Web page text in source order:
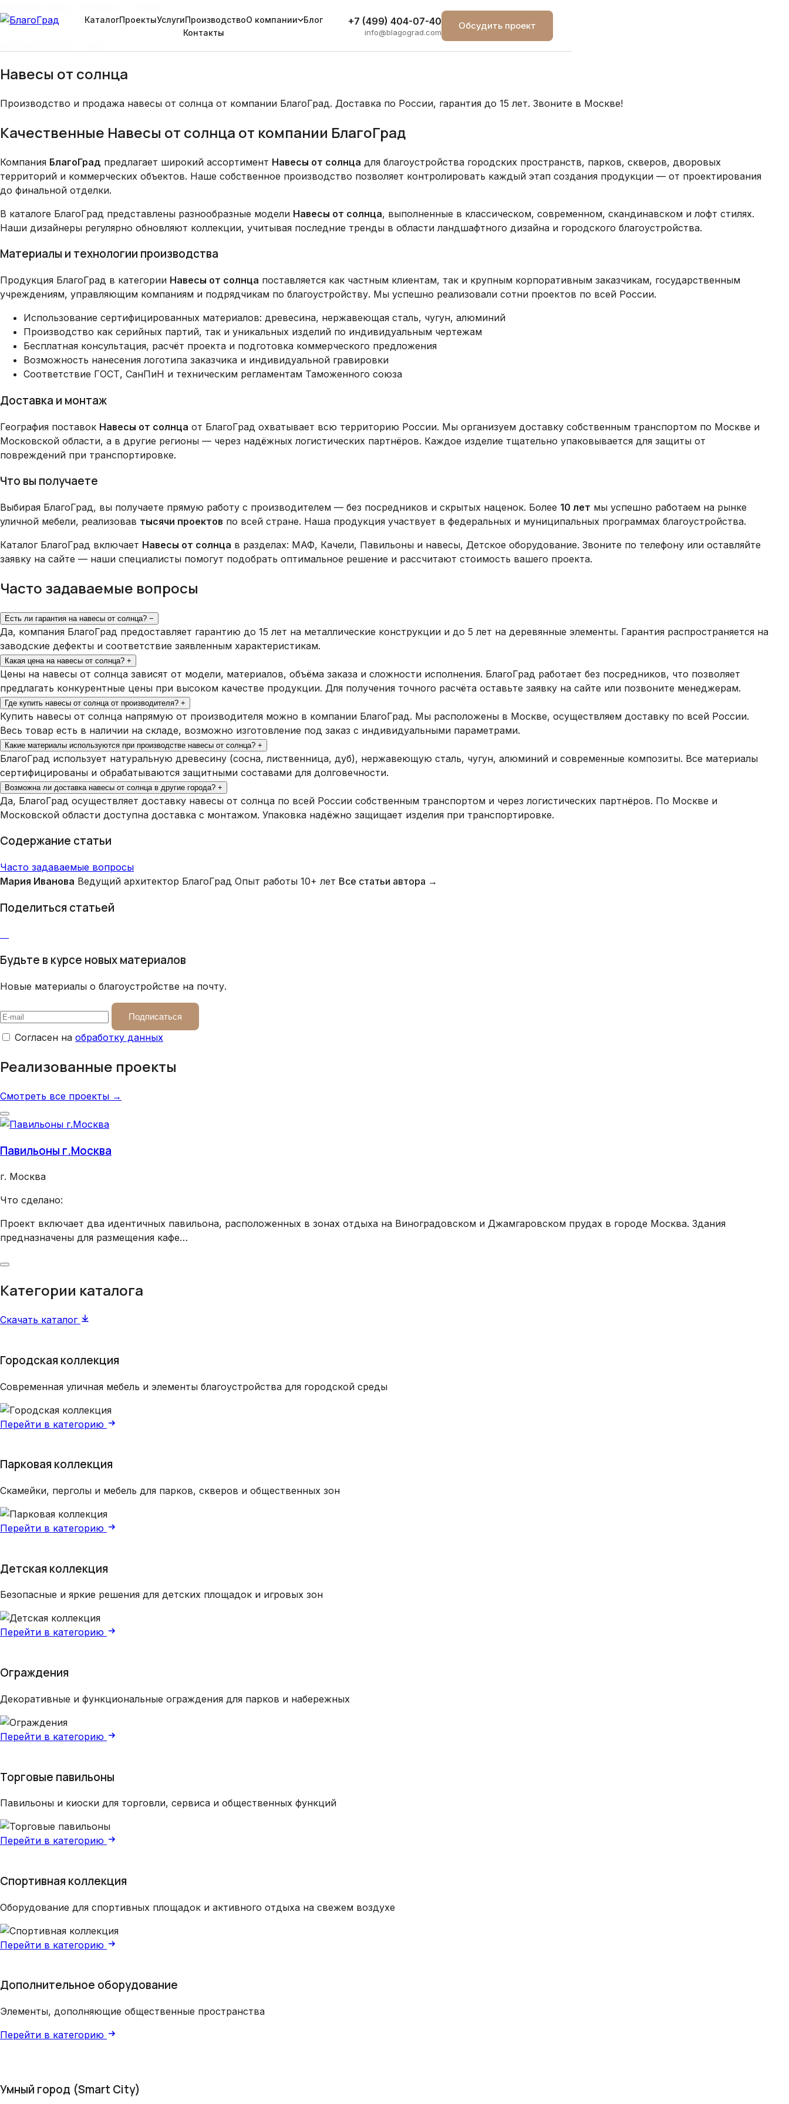
КаталогПроектыУслугиПроизводствоО компании
Блог
Контакты
+7 (499) 404-07-40
info@blagograd.com
Обсудить проект
Кейсы
Навесы от солнца
Производство и продажа навесы от солнца от компании БлагоГрад. Доставка по России, гарантия до 15 лет. Звоните в Москве!
Качественные Навесы от солнца от компании БлагоГрад
Компания БлагоГрад предлагает широкий ассортимент Навесы от солнца для благоустройства городских пространств, парков, скверов, дворовых
территорий и коммерческих объектов. Наше собственное производство позволяет контролировать каждый этап создания продукции — от проектирования
до финальной отделки.
В каталоге БлагоГрад представлены разнообразные модели Навесы от солнца, выполненные в классическом, современном, скандинавском и лофт стилях.
Наши дизайнеры регулярно обновляют коллекции, учитывая последние тренды в области ландшафтного дизайна и городского благоустройства.
Материалы и технологии производства
Продукция БлагоГрад в категории Навесы от солнца поставляется как частным клиентам, так и крупным корпоративным заказчикам, государственным
учреждениям, управляющим компаниям и подрядчикам по благоустройству. Мы успешно реализовали сотни проектов по всей России.
Использование сертифицированных материалов: древесина, нержавеющая сталь, чугун, алюминий
Производство как серийных партий, так и уникальных изделий по индивидуальным чертежам
Бесплатная консультация, расчёт проекта и подготовка коммерческого предложения
Возможность нанесения логотипа заказчика и индивидуальной гравировки
Соответствие ГОСТ, СанПиН и техническим регламентам Таможенного союза
Доставка и монтаж
География поставок Навесы от солнца от БлагоГрад охватывает всю территорию России. Мы организуем доставку собственным транспортом по Москве и
Московской области, а в другие регионы — через надёжных логистических партнёров. Каждое изделие тщательно упаковывается для защиты от
повреждений при транспортировке.
Что вы получаете
Выбирая БлагоГрад, вы получаете прямую работу с производителем — без посредников и скрытых наценок. Более 10 лет мы успешно работаем на рынке
уличной мебели, реализовав тысячи проектов по всей стране. Наша продукция участвует в федеральных и муниципальных программах благоустройства.
Каталог БлагоГрад включает Навесы от солнца в разделах: МАФ, Качели, Павильоны и навесы, Детское оборудование. Звоните по телефону или оставляйте
заявку на сайте — наши специалисты помогут подобрать оптимальное решение и рассчитают стоимость вашего проекта.
Часто задаваемые вопросы
Есть ли гарантия на навесы от солнца? −
Да, компания БлагоГрад предоставляет гарантию до 15 лет на металлические конструкции и до 5 лет на деревянные элементы. Гарантия распространяется на
заводские дефекты и соответствие заявленным характеристикам.
Какая цена на навесы от солнца? +
Цены на навесы от солнца зависят от модели, материалов, объёма заказа и сложности исполнения. БлагоГрад работает без посредников, что позволяет
предлагать конкурентные цены при высоком качестве продукции. Для получения точного расчёта оставьте заявку на сайте или позвоните менеджерам.
Где купить навесы от солнца от производителя? +
Купить навесы от солнца напрямую от производителя можно в компании БлагоГрад. Мы расположены в Москве, осуществляем доставку по всей России.
Весь товар есть в наличии на складе, возможно изготовление под заказ с индивидуальными параметрами.
Какие материалы используются при производстве навесы от солнца? +
БлагоГрад использует натуральную древесину (сосна, лиственница, дуб), нержавеющую сталь, чугун, алюминий и современные композиты. Все материалы
сертифицированы и обрабатываются защитными составами для долговечности.
Возможна ли доставка навесы от солнца в другие города? +
Да, БлагоГрад осуществляет доставку навесы от солнца по всей России собственным транспортом и через логистических партнёров. По Москве и
Московской области доступна доставка с монтажом. Упаковка надёжно защищает изделия при транспортировке.
Содержание статьи
Часто задаваемые вопросы
Мария Иванова Ведущий архитектор БлагоГрад Опыт работы 10+ лет Все статьи автора →
Поделиться статьей
Будьте в курсе новых материалов
Новые материалы о благоустройстве на почту.
Подписаться
Согласен на обработку данных
Реализованные проекты
Смотреть все проекты →
Павильоны г.Москва
г. Москва
Что сделано:
Проект включает два идентичных павильона, расположенных в зонах отдыха на Виноградовском и Джамгаровском прудах в городе Москва. Здания
предназначены для размещения кафе…
Категории каталога
Скачать каталог
Городская коллекция
Современная уличная мебель и элементы благоустройства для городской среды
Перейти в категорию
Парковая коллекция
Скамейки, перголы и мебель для парков, скверов и общественных зон
Перейти в категорию
Детская коллекция
Безопасные и яркие решения для детских площадок и игровых зон
Перейти в категорию
Ограждения
Декоративные и функциональные ограждения для парков и набережных
Перейти в категорию
Торговые павильоны
Павильоны и киоски для торговли, сервиса и общественных функций
Перейти в категорию
Спортивная коллекция
Оборудование для спортивных площадок и активного отдыха на свежем воздухе
Перейти в категорию
Дополнительное оборудование
Элементы, дополняющие общественные пространства
Перейти в категорию
Умный город (Smart City)